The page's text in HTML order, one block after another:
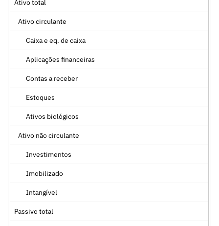
Ativo total
Ativo circulante
Caixa e eq. de caixa
Aplicações financeiras
Contas a receber
Estoques
Ativos biológicos
Ativo não circulante
Investimentos
Imobilizado
Intangível
Passivo total